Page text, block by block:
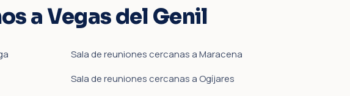
a Vegas del Genil
Sala de reuniones cercanas a Maracena
Sala de reuniones cercanas a Ogíjares